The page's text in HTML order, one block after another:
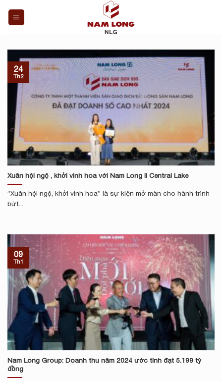
Xuân hội ngộ , khởi vinh hoa với Nam Long II Central Lake
“Xuân hội ngộ, khởi vinh hoa” là sự kiện mở màn cho hành trình
bứt...
24
Th2
Nam Long Group: Doanh thu năm 2024 ước tính đạt 5.199 tỷ
đồng
09
Th1